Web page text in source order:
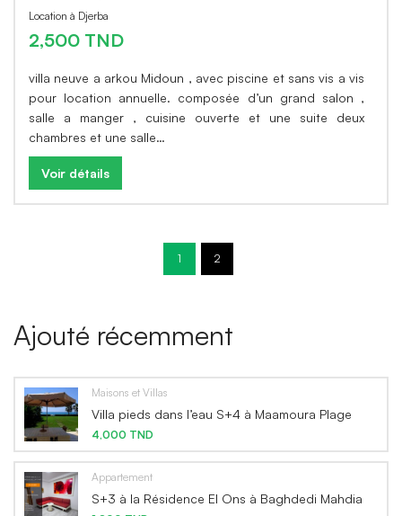
Location à Djerba
2,500 TND
villa neuve a arkou Midoun , avec piscine et sans vis a vis
pour location annuelle. composée d’un grand salon ,
salle a manger , cuisine ouverte et une suite deux
chambres et une salle…
Voir détails
1 2
Ajouté récemment
Maisons et Villas
Villa pieds dans l’eau S+4 à Maamoura Plage
4,000 TND
Appartement
S+3 à la Résidence El Ons à Baghdedi Mahdia